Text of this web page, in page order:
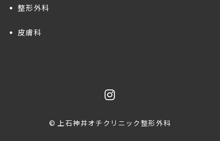
整形外科
皮膚科
© 上石神井オチクリニック整形外科